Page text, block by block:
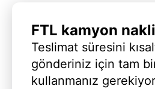
FTL kamyon
Teslimat süresini
gönderiniz için tam
kullanmanız